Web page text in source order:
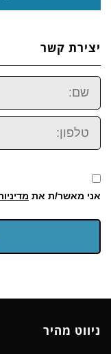
יצירת קשר
שם:
טלפון:
אני מאשר/ת את
ניווט מהיר